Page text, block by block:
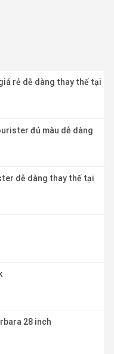
rẻ dễ dàng thay thế tại
đủ màu dễ dàng
dễ dàng thay thế tại
28 inch